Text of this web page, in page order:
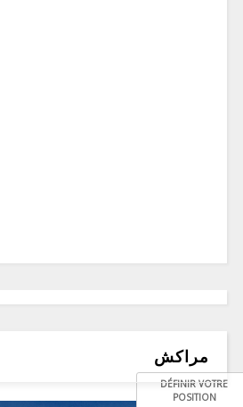
مراكش
DÉFINIR VOTRE
POSITION